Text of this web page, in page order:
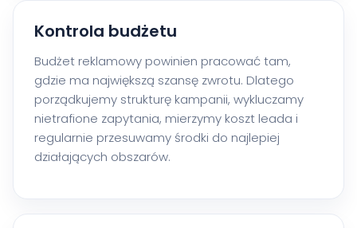
Kontrola budżetu
Budżet reklamowy powinien pracować tam,
gdzie ma największą szansę zwrotu. Dlatego
porządkujemy strukturę kampanii, wykluczamy
nietrafione zapytania, mierzymy koszt leada i
regularnie przesuwamy środki do najlepiej
działających obszarów.